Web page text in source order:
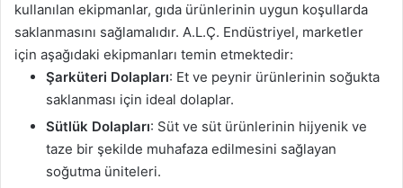
kullanılan ekipmanlar, gıda ürünlerinin uygun koşullarda
saklanmasını sağlamalıdır. A.L.Ç. Endüstriyel, marketler
için aşağıdaki ekipmanları temin etmektedir:
Şarküteri Dolapları: Et ve peynir ürünlerinin soğukta
saklanması için ideal dolaplar.
Sütlük Dolapları: Süt ve süt ürünlerinin hijyenik ve
taze bir şekilde muhafaza edilmesini sağlayan
soğutma üniteleri.